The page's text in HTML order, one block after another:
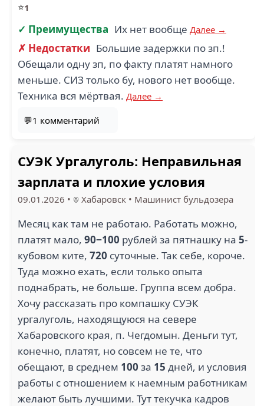
⭐1
✓ Преимущества Их нет вообще Далее →
✗ Недостатки Большие задержки по зп.!
Обещали одну зп, по факту платят намного
меньше. СИЗ только бу, нового нет вообще.
Техника вся мёртвая. Далее →
💬1 комментарий
СУЭК Ургалуголь: Неправильная
зарплата и плохие условия
09.01.2026 • Хабаровск • Машинист бульдозера
Месяц как там не работаю. Работать можно,
платят мало, 90−100 рублей за пятнашку на 5-
кубовом ките, 720 суточные. Так себе, короче.
Туда можно ехать, если только опыта
поднабрать, не больше. Группа всем добра.
Хочу рассказать про компашку СУЭК
ургалуголь, находящуюся на севере
Хабаровского края, п. Чегдомын. Деньги тут,
конечно, платят, но совсем не те, что
обещают, в среднем 100 за 15 дней, и условия
работы с отношением к наемным работникам
желают быть лучшими. Тут текучка кадров